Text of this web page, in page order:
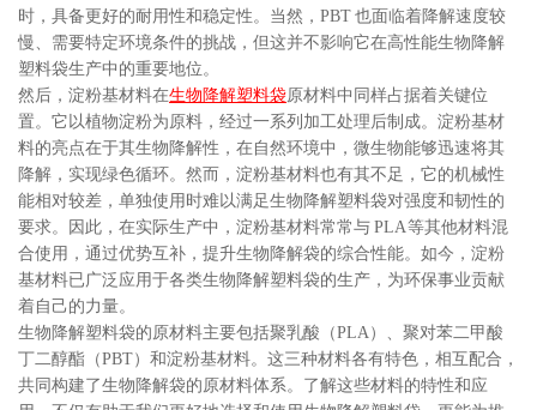
时，具备更好的耐用性和稳定性。当然，PBT 也面临着降解速度较
慢、需要特定环境条件的挑战，但这并不影响它在高性能生物降解
塑料袋生产中的重要地位。
然后，淀粉基材料在生物降解塑料袋原材料中同样占据着关键位
置。它以植物淀粉为原料，经过一系列加工处理后制成。淀粉基材
料的亮点在于其生物降解性，在自然环境中，微生物能够迅速将其
降解，实现绿色循环。然而，淀粉基材料也有其不足，它的机械性
能相对较差，单独使用时难以满足生物降解塑料袋对强度和韧性的
要求。因此，在实际生产中，淀粉基材料常常与 PLA 等其他材料混
合使用，通过优势互补，提升生物降解袋的综合性能。如今，淀粉
基材料已广泛应用于各类生物降解塑料袋的生产，为环保事业贡献
着自己的力量。
生物降解塑料袋的原材料主要包括聚乳酸（PLA）、聚对苯二甲酸
丁二醇酯（PBT）和淀粉基材料。这三种材料各有特色，相互配合，
共同构建了生物降解袋的原材料体系。了解这些材料的特性和应